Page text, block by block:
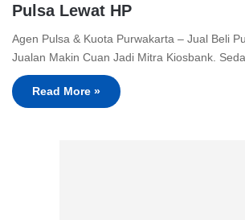
Pulsa Lewat HP
Agen Pulsa & Kuota Purwakarta – Jual Beli
Jualan Makin Cuan Jadi Mitra Kiosbank.
Read More »